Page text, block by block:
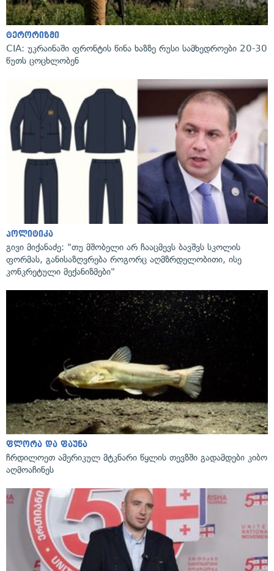
ტერორიზმი
CIA: უკრაინაში ფრონტის წინა ხაზზე რუსი სამხედროები 20-30
წუთს ცოცხლობენ
პოლიტიკა
გივი მიქანაძე: "თუ მშობელი არ ჩააცმევს ბავშვს სკოლის
ფორმას, განისაზღვრება როგორც აღმზრდელობითი, ისე
კონკრეტული მექანიზმები"
ფლორა და ფაუნა
ჩრდილოეთ ამერიკულ მტკნარი წყლის თევზში გადამდები კიბო
აღმოაჩინეს